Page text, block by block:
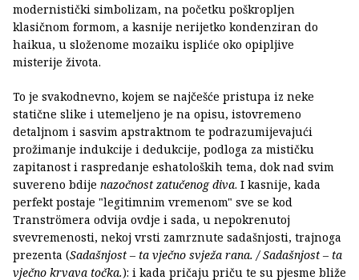
modernistički simbolizam, na početku poškropljen
klasičnom formom, a kasnije nerijetko kondenziran do
haikua, u složenome mozaiku ispliće oko opipljive
misterije života.
To je svakodnevno, kojem se najčešće pristupa iz neke
statične slike i utemeljeno je na opisu, istovremeno
detaljnom i sasvim apstraktnom te podrazumijevajući
prožimanje indukcije i dedukcije, podloga za mističku
zapitanost i raspredanje eshatoloških tema, dok nad svim
suvereno bdije nazočnost zatučenog diva. I kasnije, kada
perfekt postaje "legitimnim vremenom" sve se kod
Tranströmera odvija ovdje i sada, u nepokrenutoj
svevremenosti, nekoj vrsti zamrznute sadašnjosti, trajnoga
prezenta (Sadašnjost – ta vječno svježa rana. / Sadašnjost – ta
vječno krvava točka.): i kada pričaju priču te su pjesme bliže